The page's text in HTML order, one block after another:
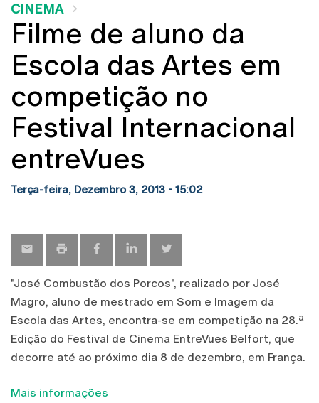
CINEMA
Filme de aluno da
Escola das Artes em
competição no
Festival Internacional
entreVues
Terça-feira, Dezembro 3, 2013 - 15:02
"José Combustão dos Porcos", realizado por José
Magro, aluno de mestrado em Som e Imagem da
Escola das Artes, encontra-se em competição na 28.ª
Edição do Festival de Cinema EntreVues Belfort, que
decorre até ao próximo dia 8 de dezembro, em França.
Mais informações